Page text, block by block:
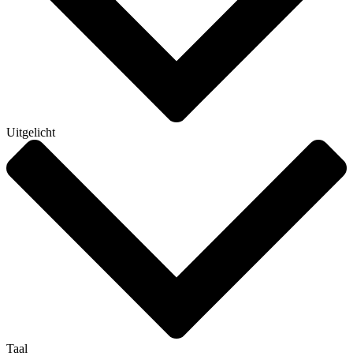
Uitgelicht
Taal